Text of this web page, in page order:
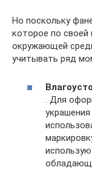
Но поскольку
которое по
окружающей
учитывать ряд
. Для